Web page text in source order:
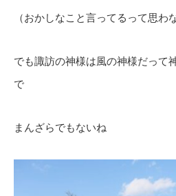
（おかしなこと言ってるって思わ
でも諏訪の神様は風の神様だって
で
まんざらでもないね